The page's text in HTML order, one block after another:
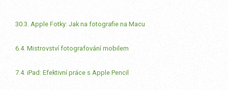
30.3. Apple Fotky: Jak na fotografie na Macu
6.4. Mistrovství fotografování mobilem
7.4. iPad: Efektivní práce s Apple Pencil